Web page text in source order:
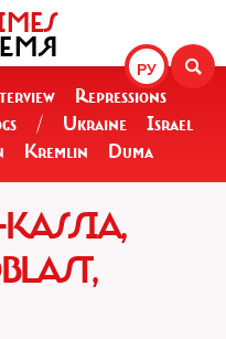
РУ
Repressions
/ Ukraine
Israel
Kremlin Duma